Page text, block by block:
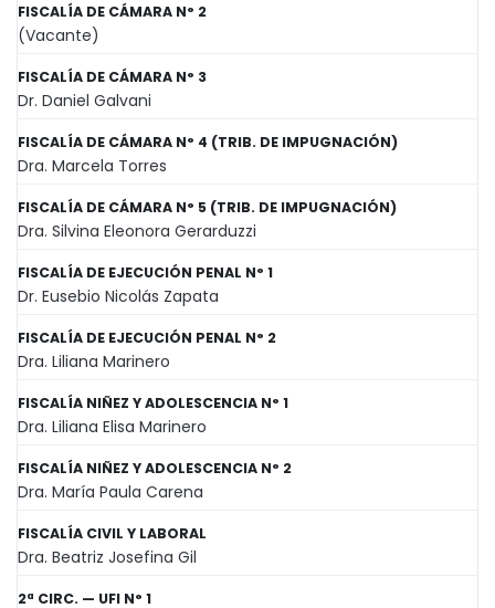
FISCALÍA DE CÁMARA N° 2
(Vacante)
FISCALÍA DE CÁMARA N° 3
Dr. Daniel Galvani
FISCALÍA DE CÁMARA N° 4 (TRIB. DE IMPUGNACIÓN)
Dra. Marcela Torres
FISCALÍA DE CÁMARA N° 5 (TRIB. DE IMPUGNACIÓN)
Dra. Silvina Eleonora Gerarduzzi
FISCALÍA DE EJECUCIÓN PENAL N° 1
Dr. Eusebio Nicolás Zapata
FISCALÍA DE EJECUCIÓN PENAL N° 2
Dra. Liliana Marinero
FISCALÍA NIÑEZ Y ADOLESCENCIA N° 1
Dra. Liliana Elisa Marinero
FISCALÍA NIÑEZ Y ADOLESCENCIA N° 2
Dra. María Paula Carena
FISCALÍA CIVIL Y LABORAL
Dra. Beatriz Josefina Gil
2ª CIRC. — UFI N° 1